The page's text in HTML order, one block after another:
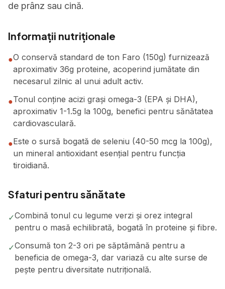
de prânz sau cină.
Informații nutriționale
●O conservă standard de ton Faro (150g) furnizează
aproximativ 36g proteine, acoperind jumătate din
necesarul zilnic al unui adult activ.
●Tonul conține acizi grași omega-3 (EPA și DHA),
aproximativ 1-1.5g la 100g, benefici pentru sănătatea
cardiovasculară.
●Este o sursă bogată de seleniu (40-50 mcg la 100g),
un mineral antioxidant esențial pentru funcția
tiroidiană.
Sfaturi pentru sănătate
✓Combină tonul cu legume verzi și orez integral
pentru o masă echilibrată, bogată în proteine și fibre.
✓Consumă ton 2-3 ori pe săptămână pentru a
beneficia de omega-3, dar variază cu alte surse de
pește pentru diversitate nutrițională.